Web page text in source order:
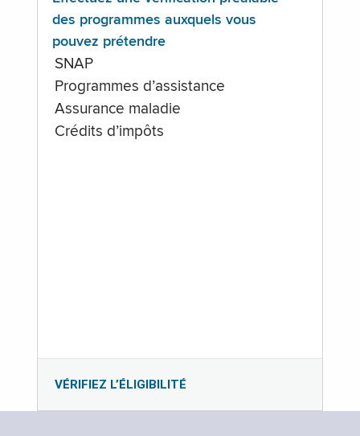
des programmes auxquels vous
pouvez prétendre
SNAP
Programmes d’assistance
Assurance maladie
Crédits d’impôts
VÉRIFIEZ L’ÉLIGIBILITÉ